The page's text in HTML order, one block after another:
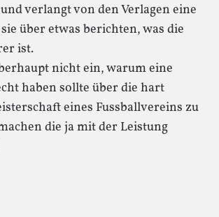
verlangt von den Verlagen eine
über etwas berichten, was die
ist.
nicht ein, warum eine
haben sollte über die hart
eines Fussballvereins zu
die ja mit der Leistung